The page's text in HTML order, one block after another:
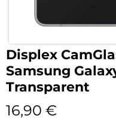
Displex
Samsung
Transparent
16,90 €